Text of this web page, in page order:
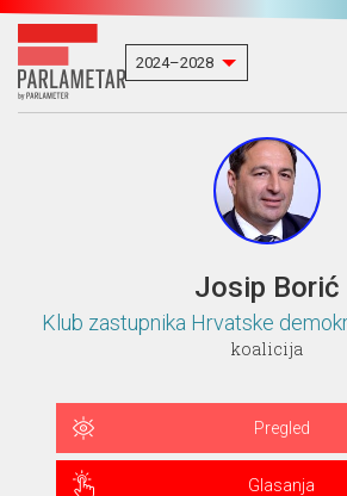
Josip Borić
Klub zastupnika Hrvatske
koalicija
Pregled
Glasanja